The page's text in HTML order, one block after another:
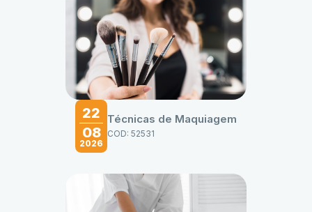
22
08
2026
Técnicas de Maquiagem
COD: 52531